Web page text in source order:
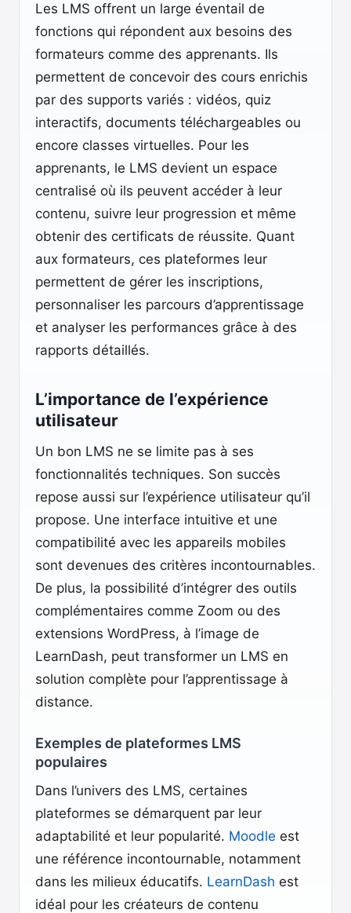
Les LMS offrent un large éventail de
fonctions qui répondent aux besoins des
formateurs comme des apprenants. Ils
permettent de concevoir des cours enrichis
par des supports variés : vidéos, quiz
interactifs, documents téléchargeables ou
encore classes virtuelles. Pour les
apprenants, le LMS devient un espace
centralisé où ils peuvent accéder à leur
contenu, suivre leur progression et même
obtenir des certificats de réussite. Quant
aux formateurs, ces plateformes leur
permettent de gérer les inscriptions,
personnaliser les parcours d’apprentissage
et analyser les performances grâce à des
rapports détaillés.
L’importance de l’expérience
utilisateur
Un bon LMS ne se limite pas à ses
fonctionnalités techniques. Son succès
repose aussi sur l’expérience utilisateur qu’il
propose. Une interface intuitive et une
compatibilité avec les appareils mobiles
sont devenues des critères incontournables.
De plus, la possibilité d’intégrer des outils
complémentaires comme Zoom ou des
extensions WordPress, à l’image de
LearnDash, peut transformer un LMS en
solution complète pour l’apprentissage à
distance.
Exemples de plateformes LMS
populaires
Dans l’univers des LMS, certaines
plateformes se démarquent par leur
adaptabilité et leur popularité. Moodle est
une référence incontournable, notamment
dans les milieux éducatifs. LearnDash est
idéal pour les créateurs de contenu